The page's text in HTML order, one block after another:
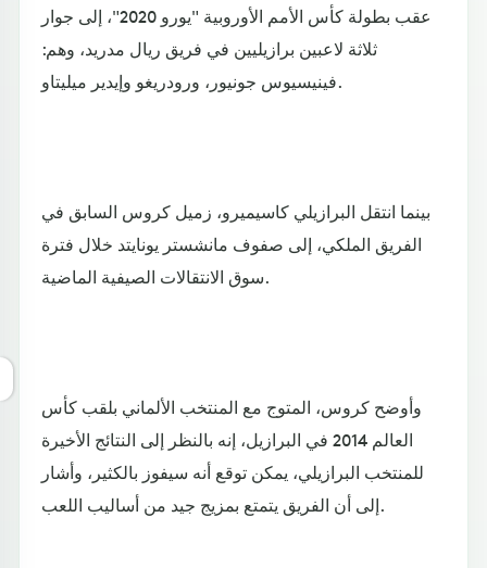
عقب بطولة كأس الأمم الأوروبية "يورو 2020"، إلى جوار
ثلاثة لاعبين برازيليين في فريق ريال مدريد، وهم:
فينيسيوس جونيور، ورودريغو وإيدير ميليتاو.
بينما انتقل البرازيلي كاسيميرو، زميل كروس السابق في
الفريق الملكي، إلى صفوف مانشستر يونايتد خلال فترة
سوق الانتقالات الصيفية الماضية.
وأوضح كروس، المتوج مع المنتخب الألماني بلقب كأس
العالم 2014 في البرازيل، إنه بالنظر إلى النتائج الأخيرة
للمنتخب البرازيلي، يمكن توقع أنه سيفوز بالكثير، وأشار
إلى أن الفريق يتمتع بمزيج جيد من أساليب اللعب.